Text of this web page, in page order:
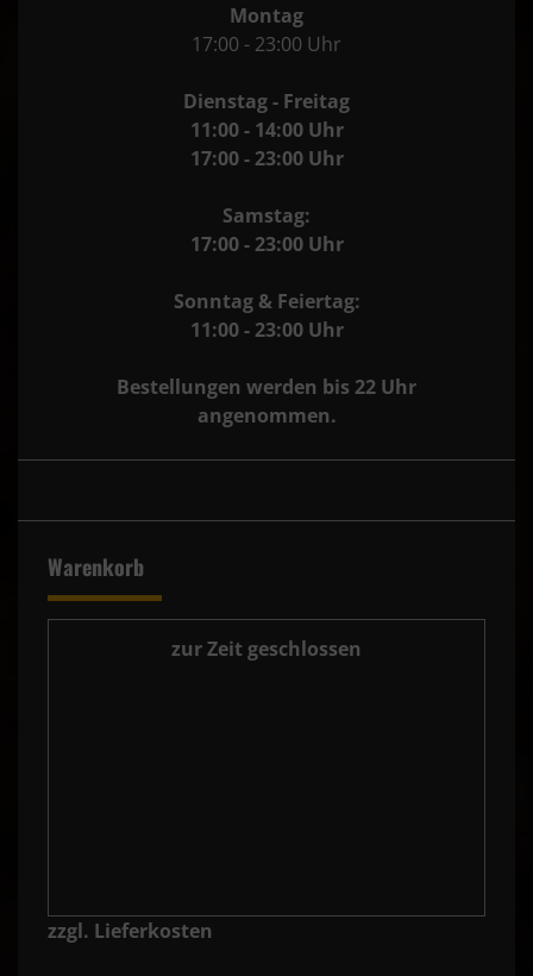
Montag
17:00 - 23:00 Uhr
Dienstag - Freitag
11:00 - 14:00 Uhr
17:00 - 23:00 Uhr
Samstag:
17:00 - 23:00 Uhr
Sonntag & Feiertag:
11:00 - 23:00 Uhr
Bestellungen werden bis 22 Uhr
angenommen.
Warenkorb
zur Zeit geschlossen
zzgl. Lieferkosten